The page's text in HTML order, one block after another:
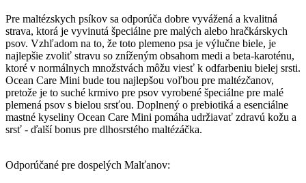
Pre maltézskych psíkov sa odporúča dobre vyvážená a kvalitná
strava, ktorá je vyvinutá špeciálne pre malých alebo hračkárskych
psov. Vzhľadom na to, že toto plemeno psa je výlučne biele, je
najlepšie zvoliť stravu so zníženým obsahom medi a beta-karoténu,
ktoré v normálnych množstvách môžu viesť k odfarbeniu bielej srsti.
Ocean Care Mini bude tou najlepšou voľbou pre maltézčanov,
pretože je to suché krmivo pre psov vyrobené špeciálne pre malé
plemená psov s bielou srsťou. Doplnený o prebiotiká a esenciálne
mastné kyseliny Ocean Care Mini pomáha udržiavať zdravú kožu a
srsť - ďalší bonus pre dlhosrstého maltézáčka.
Odporúčané pre dospelých Malťanov: